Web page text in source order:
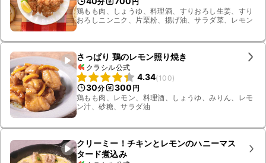
鶏もも肉、しょうゆ、料理酒、すりおろし生姜、すり
おろしニンニク、片栗粉、揚げ油、サラダ菜、レモン
さっぱり 鶏のレモン照り焼き
クラシル公式
4.34(100)
30分 300 円
鶏もも肉、レモン、料理酒、しょうゆ、みりん、レモ
ン汁、砂糖、サラダ油
クリーミー！チキンとレモンのハニーマス
タード煮込み